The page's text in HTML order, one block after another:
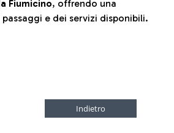
Fiumicino, offrendo una
e dei servizi disponibili.